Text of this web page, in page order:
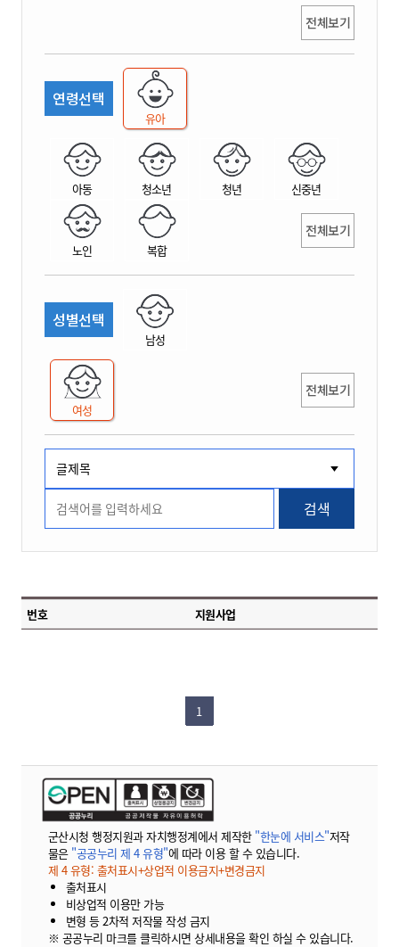
전체보기
연령선택
유아
아동 청소년 청년 신중년
노인 복합
전체보기
성별선택
남성
여성
전체보기
검색
번호 지원사업
1
군산시청 행정지원과 자치행정계에서 제작한 "한눈에 서비스"저작
물은 "공공누리 제 4 유형"에 따라 이용 할 수 있습니다.
제 4 유형: 출처표시+상업적 이용금지+변경금지
출처표시
비상업적 이용만 가능
변형 등 2차적 저작물 작성 금지
※ 공공누리 마크를 클릭하시면 상세내용을 확인 하실 수 있습니다.